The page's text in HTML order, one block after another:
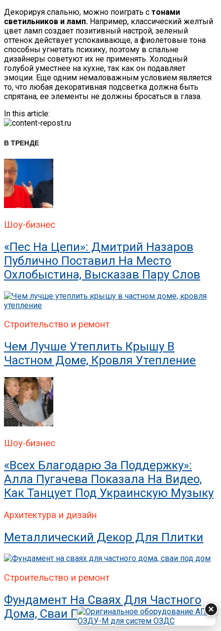
Декорируя спальню, можно поиграть с тонами
светильников и ламп. Например, классический желтый
цвет ламп создает позитивный настрой, зеленый
оттенок действует успокаивающе, а фиолетовые тона
способны угнетать психику, поэтому в спальне
дизайнеры советуют их не применять. Холодный
голубой уместнее на кухне, так как он подавляет
эмоции. Еще одним немаловажным условием является
то, что любая декоративная подсветка должна быть
спрятана, ее элементы не должны бросаться в глаза.
In this article:
В ТРЕНДЕ
Шоу-бизнес
«Пес На Цепи»: Дмитрий Назаров
Публично Поставил На Место
Охлобыстина, Высказав Пару Слов
Строительство и ремонт
Чем Лучше Утеплить Крышу В
Частном Доме, Кровля Утепление
Шоу-бизнес
«Всех Благодарю За Поддержку»:
Алла Пугачева Показала На Видео,
Как Танцует Под Украинскую Музыку
Архитектура и дизайн
Металлический Декор Для Плитки
Строительство и ремонт
Фундамент На Сваях Для Частного
Дома, Сваи Под Дом
×